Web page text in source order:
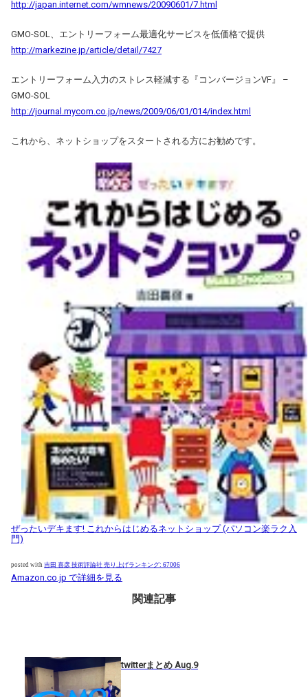
http://japan.internet.com/wmnews/20090601/7.html
GMO-SOL、エントリーフォーム最適化サービスを低価格で提供
http://markezine.jp/article/detail/7427
エントリーフォーム入力のストレス軽減する『コンバージョンVF』 –
GMO-SOL
http://journal.mycom.co.jp/news/2009/06/01/014/index.html
これから、ネットショップをスタートされる方にお勧めです。
ぜったいデキます! これからはじめるネットショップ(パソコン楽ラク入
門)
posted with 吉田 喜彦 技術評論社 売り上げランキング: 67006
Amazon.co.jp で詳細を見る
関連記事
twitterまとめ Aug.9